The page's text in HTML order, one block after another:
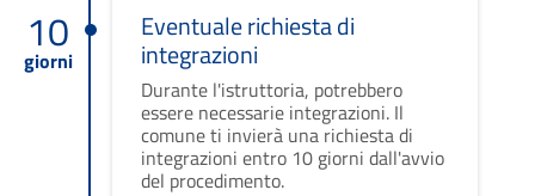
10
giorni
Eventuale richiesta di
integrazioni
Durante l'istruttoria, potrebbero
essere necessarie integrazioni. Il
comune ti invierà una richiesta di
integrazioni entro 10 giorni dall'avvio
del procedimento.